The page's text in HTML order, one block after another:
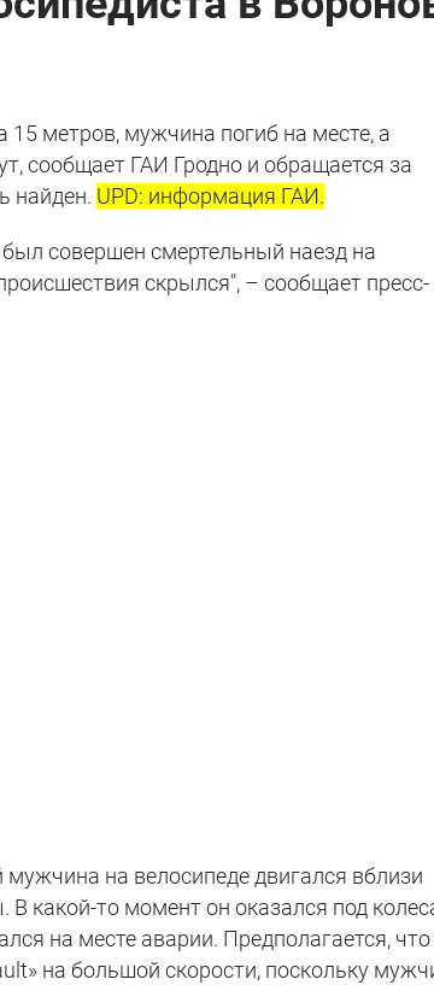
15 метров, мужчина погиб на месте, а
сообщает ГАИ Гродно и обращается за
найден. UPD: информация ГАИ.
совершен смертельный наезд на
скрылся", – сообщает пресс-
на велосипеде двигался вблизи
В какой-то момент он оказался под
на месте аварии. Предполагается, что
на большой скорости, поскольку